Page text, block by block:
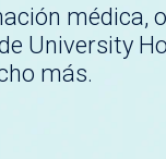
médica,
University
más.